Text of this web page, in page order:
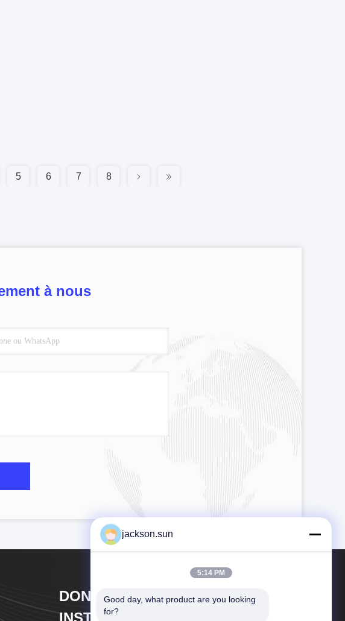
5 6 7 8
à nous
DONGGUAN YUYANG
INSTRUMENT CO., LTD
jackson.sun
5:14 PM
Good day, what product are you looking
for?